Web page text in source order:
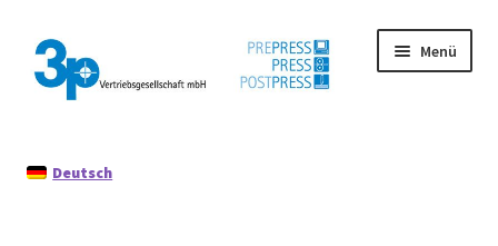
Zur
Navigation
springen
Zum
Inhalt
springen
Menü
Datenschutz
Deutsch